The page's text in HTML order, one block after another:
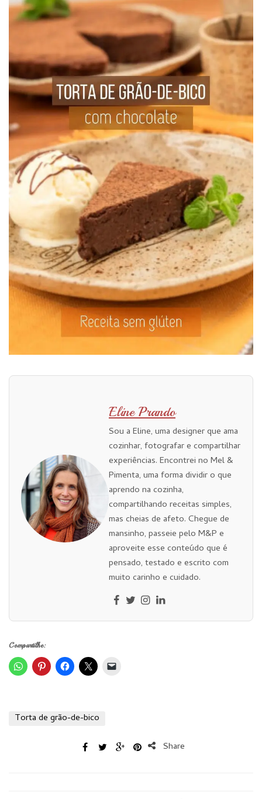
Eline Prando
Sou a Eline, uma designer que ama
cozinhar, fotografar e compartilhar
experiências. Encontrei no Mel &
Pimenta, uma forma dividir o que
aprendo na cozinha,
compartilhando receitas simples,
mas cheias de afeto. Chegue de
mansinho, passeie pelo M&P e
aproveite esse conteúdo que é
pensado, testado e escrito com
muito carinho e cuidado.
Compartilhe:
Torta de grão-de-bico
Share